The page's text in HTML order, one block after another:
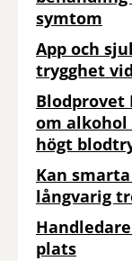
symtom
App och
trygghet
Blodprovet
om alkohol
högt
Kan
långvarig
plats